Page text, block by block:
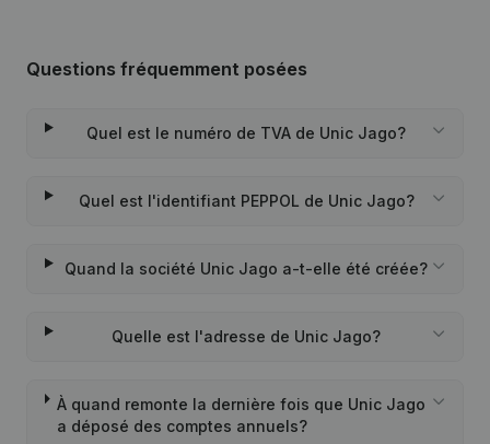
Questions fréquemment posées
Quel est le numéro de TVA de Unic Jago?
Quel est l'identifiant PEPPOL de Unic Jago?
Quand la société Unic Jago a-t-elle été créée?
Quelle est l'adresse de Unic Jago?
À quand remonte la dernière fois que Unic Jago
a déposé des comptes annuels?